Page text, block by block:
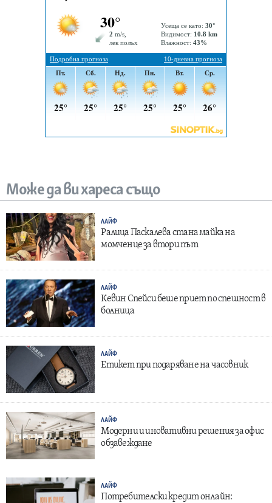
Може да ви хареса също
ЛАЙФ
Ралица Паскалева стана майка на
момченце за втори път
ЛАЙФ
Кевин Спейси беше приет по спешност в
болница
ЛАЙФ
Етикет при подаряване на часовник
ЛАЙФ
Модерни и иновативни решения за офис
обзавеждане
ЛАЙФ
Потребителски кредит онлайн: